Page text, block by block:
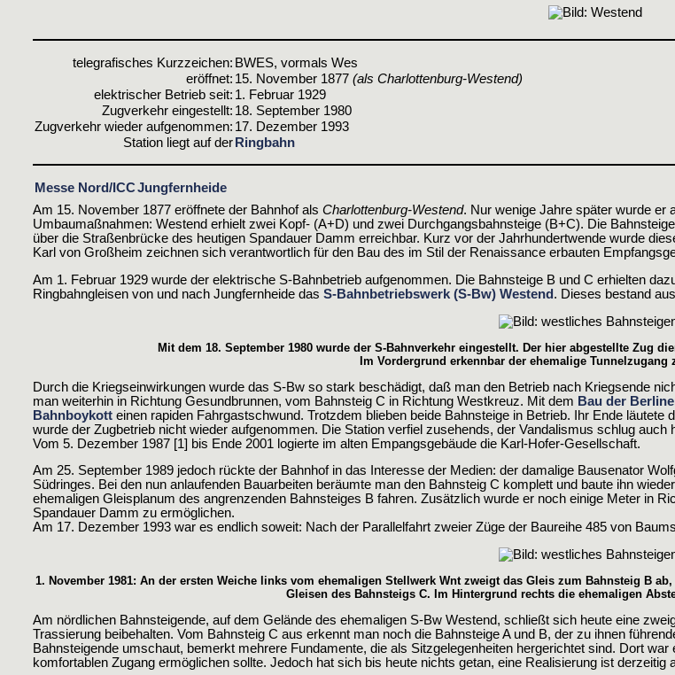
telegrafisches Kurzzeichen: BWES, vormals Wes
eröffnet: 15. November 1877 (als Charlottenburg-Westend)
elektrischer Betrieb seit: 1. Februar 1929
Zugverkehr eingestellt: 18. September 1980
Zugverkehr wieder aufgenommen: 17. Dezember 1993
Station liegt auf der Ringbahn
Messe Nord/ICCJungfernheide
Am 15. November 1877 eröffnete der Bahnhof als Charlottenburg-Westend. Nur wenige Jahre später wurde er
Umbaumaßnahmen: Westend erhielt zwei Kopf- (A+D) und zwei Durchgangsbahnsteige (B+C). Die
über die Straßenbrücke des heutigen Spandauer Damm erreichbar. Kurz vor der Jahrhundertwende wurde
Karl von Großheim zeichnen sich verantwortlich für den Bau des im Stil der Renaissance erbauten
Am 1. Februar 1929 wurde der elektrische S-Bahnbetrieb aufgenommen. Die Bahnsteige B und C erhielten
Ringbahngleisen von und nach Jungfernheide das S-Bahnbetriebswerk (S-Bw) Westend . Dieses bestand
Mit dem 18. September 1980 wurde der S-Bahnverkehr eingestellt. Der hier abgestellte Zug
Im Vordergrund erkennbar der ehemalige Tunnelzugang
Durch die Kriegseinwirkungen wurde das S-Bw so stark beschädigt, daß man den Betrieb nach Kriegsende
man weiterhin in Richtung Gesundbrunnen, vom Bahnsteig C in Richtung Westkreuz. Mit dem Bau der
Bahnboykott einen rapiden Fahrgastschwund. Trotzdem blieben beide Bahnsteige in Betrieb. Ihr Ende läutete
wurde der Zugbetrieb nicht wieder aufgenommen. Die Station verfiel zusehends, der Vandalismus schlug auch
Vom 5. Dezember 1987 [1] bis Ende 2001 logierte im alten Empangsgebäude die Karl-Hofer-Gesellschaft.
Am 25. September 1989 jedoch rückte der Bahnhof in das Interesse der Medien: der damalige Bausenator
Südringes. Bei den nun anlaufenden Bauarbeiten beräumte man den Bahnsteig C komplett und baute ihn
ehemaligen Gleisplanum des angrenzenden Bahnsteiges B fahren. Zusätzlich wurde er noch einige Meter in
Spandauer Damm zu ermöglichen.
Am 17. Dezember 1993 war es endlich soweit: Nach der Parallelfahrt zweier Züge der Baureihe 485 von
1. November 1981: An der ersten Weiche links vom ehemaligen Stellwerk Wnt zweigt das Gleis zum Bahnsteig B
Gleisen des Bahnsteigs C. Im Hintergrund rechts die ehemaligen
Am nördlichen Bahnsteigende, auf dem Gelände des ehemaligen S-Bw Westend, schließt sich heute eine
Trassierung beibehalten. Vom Bahnsteig C aus erkennt man noch die Bahnsteige A und B, der zu ihnen
Bahnsteigende umschaut, bemerkt mehrere Fundamente, die als Sitzgelegenheiten hergerichtet sind. Dort
komfortablen Zugang ermöglichen sollte. Jedoch hat sich bis heute nichts getan, eine Realisierung ist derzeitig